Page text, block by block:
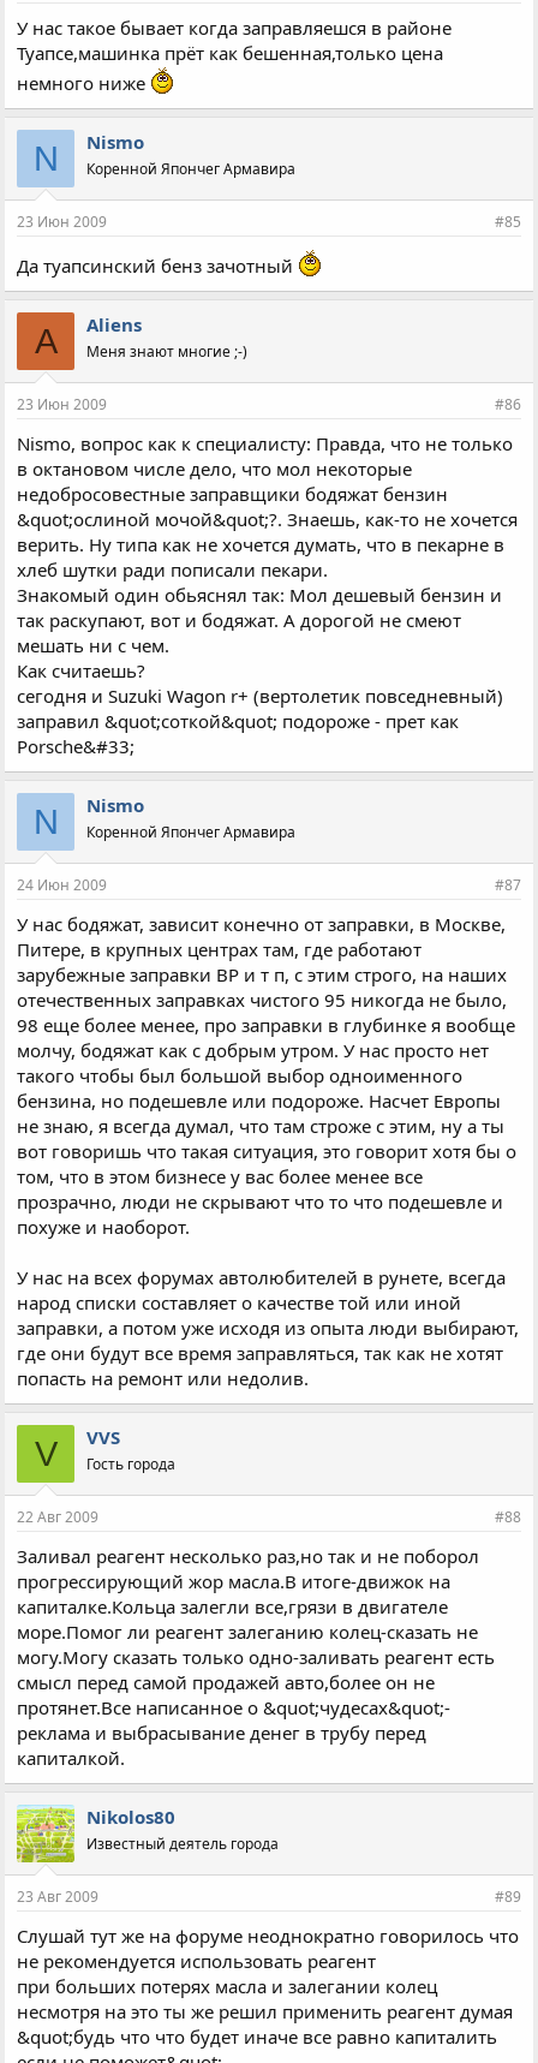
У нас такое бывает когда заправляешся в районе
Туапсе,машинка прёт как бешенная,только цена
немного ниже
N Nismo
Коренной Япончег Армавира
23 Июн 2009 #85
Да туапсинский бенз зачотный
A Aliens
Меня знают многие ;-)
23 Июн 2009 #86
Nismo, вопрос как к специалисту: Правда, что не только
в октановом числе дело, что мол некоторые
недобросовестные заправщики бодяжат бензин
&quot;ослиной мочой&quot;?. Знаешь, как-то не хочется
верить. Ну типа как не хочется думать, что в пекарне в
хлеб шутки ради пописали пекари.
Знакомый один обьяснял так: Мол дешевый бензин и
так раскупают, вот и бодяжат. А дорогой не смеют
мешать ни с чем.
Как считаешь?
сегодня и Suzuki Wagon r+ (вертолетик повседневный)
заправил &quot;соткой&quot; подороже - прет как
Porsche&#33;
N Nismo
Коренной Япончег Армавира
24 Июн 2009 #87
У нас бодяжат, зависит конечно от заправки, в Москве,
Питере, в крупных центрах там, где работают
зарубежные заправки BP и т п, с этим строго, на наших
отечественных заправках чистого 95 никогда не было,
98 еще более менее, про заправки в глубинке я вообще
молчу, бодяжат как с добрым утром. У нас просто нет
такого чтобы был большой выбор одноименного
бензина, но подешевле или подороже. Насчет Европы
не знаю, я всегда думал, что там строже с этим, ну а ты
вот говоришь что такая ситуация, это говорит хотя бы о
том, что в этом бизнесе у вас более менее все
прозрачно, люди не скрывают что то что подешевле и
похуже и наоборот.
У нас на всех форумах автолюбителей в рунете, всегда
народ списки составляет о качестве той или иной
заправки, а потом уже исходя из опыта люди выбирают,
где они будут все время заправляться, так как не хотят
попасть на ремонт или недолив.
V VVS
Гость города
22 Авг 2009 #88
Заливал реагент несколько раз,но так и не поборол
прогрессирующий жор масла.В итоге-движок на
капиталке.Кольца залегли все,грязи в двигателе
море.Помог ли реагент залеганию колец-сказать не
могу.Могу сказать только одно-заливать реагент есть
смысл перед самой продажей авто,более он не
протянет.Все написанное о &quot;чудесах&quot;-
реклама и выбрасывание денег в трубу перед
капиталкой.
Nikolos80
Известный деятель города
23 Авг 2009 #89
Слушай тут же на форуме неоднократно говорилось что
не рекомендуется использовать реагент
при больших потерях масла и залегании колец
несмотря на это ты же решил применить реагент думая
&quot;будь что что будет иначе все равно капиталить